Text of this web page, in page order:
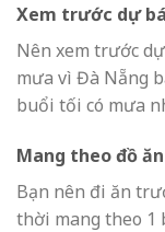
Xem trước dự
Nên xem trước
mưa vì Đà Nẵng
buổi tối có mưa
Mang theo đồ
Bạn nên đi ăn
thời mang theo 1